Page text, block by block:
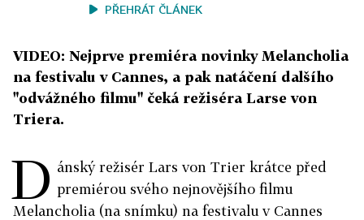
PŘEHRÁT ČLÁNEK
VIDEO: Nejprve premiéra novinky Melancholia
na festivalu v Cannes, a pak natáčení dalšího
"odvážného filmu" čeká režiséra Larse von
Triera.
D ánský režisér Lars von Trier krátce před
premiérou svého nejnovějšího filmu
Melancholia (na snímku) na festivalu v Cannes